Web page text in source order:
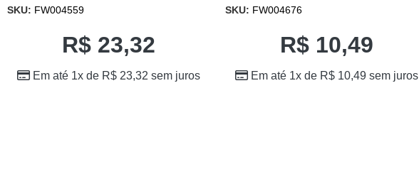
SKU: FW004559
R$ 23,32
Em até 1x de R$ 23,32 sem juros
SKU: FW004676
R$10,49
Em até 1x de R$10,49sem juros